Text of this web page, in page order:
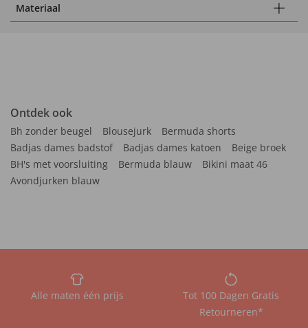
Materiaal
Ontdek ook
Bh zonder beugel Blousejurk
Bermuda shorts
Badjas dames badstof
Badjas dames katoen
Beige broek
BH's met voorsluiting
Bermuda blauw
Bikini maat 46
Avondjurken blauw
Alle maten één prijs
Tot 100 Dagen Gratis
Retourneren*